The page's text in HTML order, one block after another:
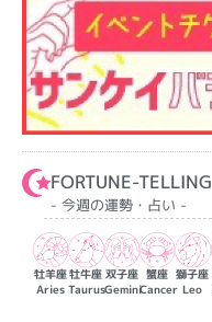
FORTUNE-TELLING
- 今週の運勢・占い -
牡羊座
Aries
牡牛座
Taurus
双子座
Gemini
蟹座
Cancer
獅子座
Leo